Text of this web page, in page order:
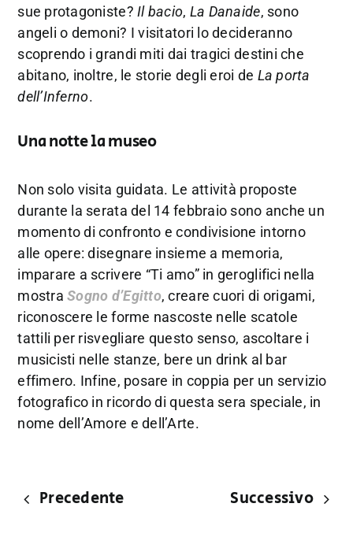
sue protagoniste?Il bacio, La Danaide, sono
angeli o demoni? I visitatori lo decideranno
scoprendo i grandi miti dai tragici destini che
abitano, inoltre, le storie degli eroi de La porta
dell’Inferno.
Una notte la museo
Non solo visita guidata. Le attività proposte
durante la serata del 14 febbraio sono anche un
momento di confronto e condivisione intorno
alle opere: disegnare insieme a memoria,
imparare a scrivere “Ti amo” in geroglifici nella
mostraSogno d’Egitto, creare cuori di origami,
riconoscere le forme nascoste nelle scatole
tattili per risvegliare questo senso, ascoltare i
musicisti nelle stanze, bere un drink al bar
effimero. Infine, posare in coppia per un servizio
fotografico in ricordo di questa sera speciale, in
nome dell’Amore e dell’Arte.
Precedente Successivo